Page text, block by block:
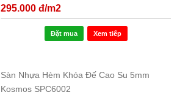
295.000 đ/m2
Đặt mua Xem tiếp
Sàn Nhựa Hèm Khóa Đế Cao Su 5mm
Kosmos SPC6002